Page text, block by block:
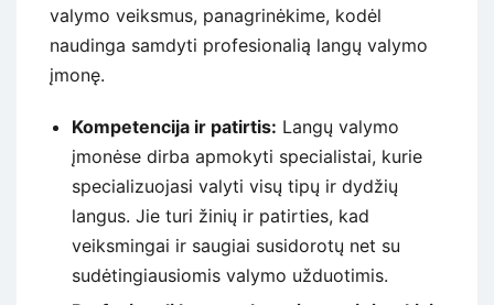
valymo veiksmus, panagrinėkime, kodėl
naudinga samdyti profesionalią langų valymo
įmonę.
Kompetencija ir patirtis: Langų valymo
įmonėse dirba apmokyti specialistai, kurie
specializuojasi valyti visų tipų ir dydžių
langus. Jie turi žinių ir patirties, kad
veiksmingai ir saugiai susidorotų net su
sudėtingiausiomis valymo užduotimis.